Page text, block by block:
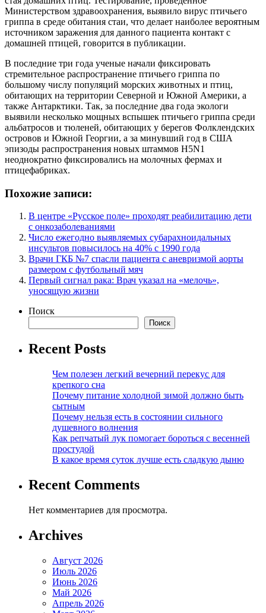
Министерством здравоохранения, выявило вирус птичьего
гриппа в среде обитания стаи, что делает наиболее вероятным
источником заражения для данного пациента контакт с
домашней птицей, говорится в публикации.
В последние три года ученые начали фиксировать
стремительное распространение птичьего гриппа по
большому числу популяций морских животных и птиц,
обитающих на территории Северной и Южной Америки, а
также Антарктики. Так, за последние два года экологи
выявили несколько мощных вспышек птичьего гриппа среди
альбатросов и тюленей, обитающих у берегов Фолклендских
островов и Южной Георгии, а за минувший год в США
эпизоды распространения новых штаммов H5N1
неоднократно фиксировались на молочных фермах и
птицефабриках.
Похожие записи:
В центре «Русское поле» проходят реабилитацию дети
с онкозаболеваниями
Число ежегодно выявляемых субарахноидальных
инсультов повысилось на 40% с 1990 года
Врачи ГКБ №7 спасли пациента с аневризмой аорты
размером с футбольный мяч
Первый сигнал рака: Врач указал на «мелочь»,
уносящую жизни
Поиск
Поиск
Recent Posts
Чем полезен легкий вечерний перекус для
крепкого сна
Почему питание холодной зимой должно быть
сытным
Почему нельзя есть в состоянии сильного
душевного волнения
Как репчатый лук помогает бороться с весенней
простудой
В какое время суток лучше есть сладкую дыню
Recent Comments
Нет комментариев для просмотра.
Archives
Август 2026
Июль 2026
Июнь 2026
Май 2026
Апрель 2026